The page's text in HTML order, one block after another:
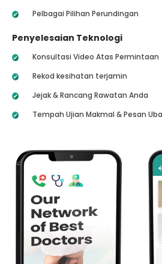
Pelbagai Pilihan Perundingan
Penyelesaian Teknologi
Konsultasi Video Atas Permintaan
Rekod kesihatan terjamin
Jejak & Rancang Rawatan Anda
Tempah Ujian Makmal & Pesan